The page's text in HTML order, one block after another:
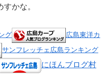
かな。
グ
広島東洋カ
サンフレッチェ広島ランキング
にほんブログ村